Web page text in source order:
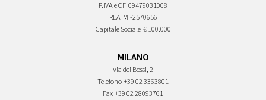
P.IVA e CF 09479031008
REA MI-2570656
Capitale Sociale € 100.000
MILANO
Via dei Bossi, 2
Telefono +39 02 3363801
Fax +39 02 28093761